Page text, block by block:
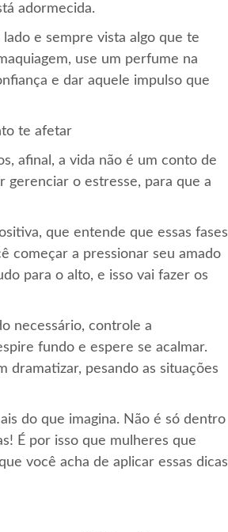
adormecida.
e sempre vista algo que te
use um perfume na
e dar aquele impulso que
te afetar
afinal, a vida não é um conto de
gerenciar o estresse, para que a
que entende que essas fases
começar a pressionar seu amado
para o alto, e isso vai fazer os
necessário, controle a
fundo e espere se acalmar.
dramatizar, pesando as situações
do que imagina. Não é só dentro
É por isso que mulheres que
você acha de aplicar essas dicas